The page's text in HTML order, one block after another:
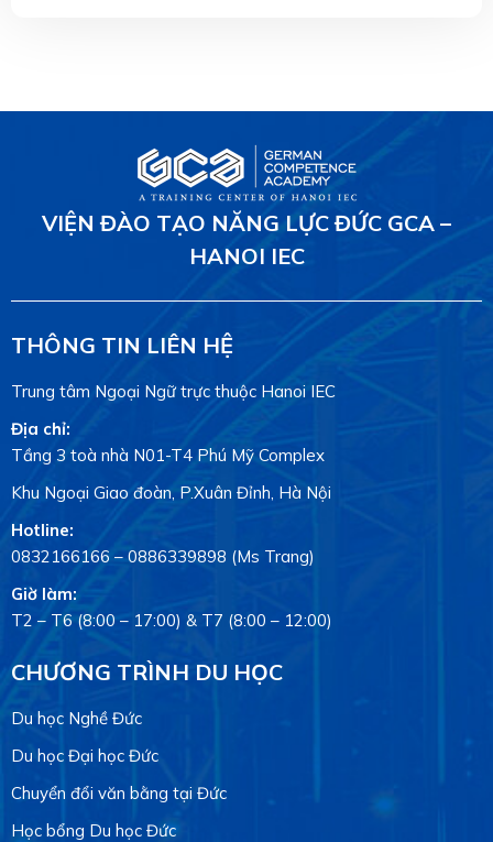
VIỆN ĐÀO TẠO NĂNG LỰC ĐỨC GCA –
HANOI IEC
THÔNG TIN LIÊN HỆ
Trung tâm Ngoại Ngữ trực thuộc Hanoi IEC
Địa chỉ:
Tầng 3 toà nhà N01-T4 Phú Mỹ Complex
Khu Ngoại Giao đoàn, P.Xuân Đỉnh, Hà Nội
Hotline:
0832166166 –0886339898 (Ms Trang)
Giờ làm:
T2 – T6 (8:00 – 17:00) & T7 (8:00 – 12:00)
CHƯƠNG TRÌNH DU HỌC
Du học Nghề Đức
Du học Đại học Đức
Chuyển đổi văn bằng tại Đức
Học bổng Du học Đức